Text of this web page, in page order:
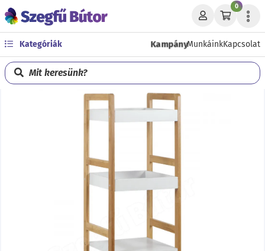
0
Kategóriák KampányMunkáinkKapcsolat
Mit keresünk?